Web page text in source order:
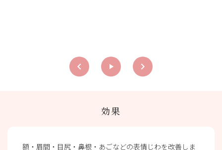
keyboard_arrow_left play_arrow keyboard_arrow_right
効果
額・眉間・目尻・鼻根・あごなどの表情じわを改善しま